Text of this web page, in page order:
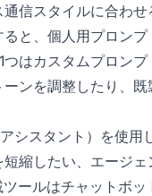
信スタイルに合わせ
と、個人用プロン
はカスタムプロン
ンを調整したり、既
シスタント）を使用
縮したい、エージ
ールはチャットボ